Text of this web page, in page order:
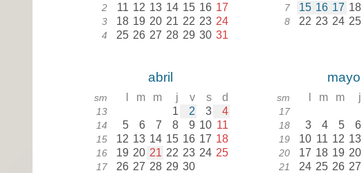
2 11 12 13 14 15 16 17
3 18 19 20 21 22 23 24
4 25 26 27 28 29 30 31
7 15 16 17 18
8 22 23 24 25
abril
sm m m j v s d
13 1 2 3 4
14 5 6 7 8 9 10 11
15 12 13 14 15 16 17 18
16 19 20 21 22 23 24 25
17 26 27 28 29 30
mayo
sm m m j
17
18 3 4 5 6
19 10 11 12 13
20 17 18 19 20
21 24 25 26 27